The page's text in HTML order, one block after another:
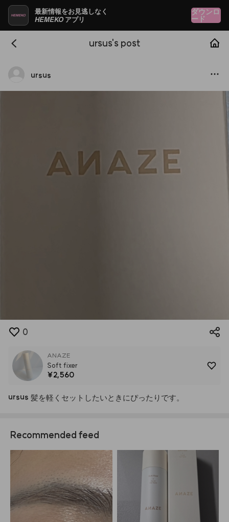
最新情報をお見逃しなく
HEMEKO アプリ
ダウンロ
ード
ursus's post
ursus
0
ANAZE
Soft fixer
¥2,560
ursus 髪を軽くセットしたいときにぴったりです。
Recommended feed